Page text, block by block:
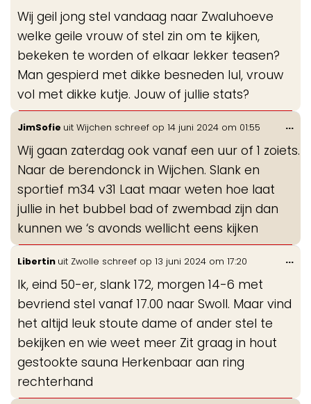
Wij geil jong stel vandaag naar Zwaluhoeve
welke geile vrouw of stel zin om te kijken,
bekeken te worden of elkaar lekker teasen?
Man gespierd met dikke besneden lul, vrouw
vol met dikke kutje. Jouw of jullie stats?
JimSofie uit Wijchen schreef op 14 juni 2024 om 01:55
Wij gaan zaterdag ook vanaf een uur of 1 zoiets.
Naar de berendonck in Wijchen. Slank en
sportief m34 v31 Laat maar weten hoe laat
jullie in het bubbel bad of zwembad zijn dan
kunnen we ‘s avonds wellicht eens kijken
...
Libertin uit Zwolle schreef op 13 juni 2024 om 17:20
Ik, eind 50-er, slank 172, morgen 14-6 met
bevriend stel vanaf 17.00 naar Swoll. Maar vind
het altijd leuk stoute dame of ander stel te
bekijken en wie weet meer Zit graag in hout
gestookte sauna Herkenbaar aan ring
rechterhand
...